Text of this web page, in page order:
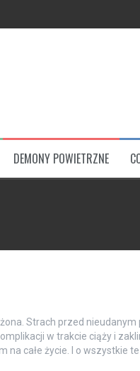
DEMONY POWIETRZNE
Strach przed
w trakcie ciąży i
całe życie. I o wszystkie